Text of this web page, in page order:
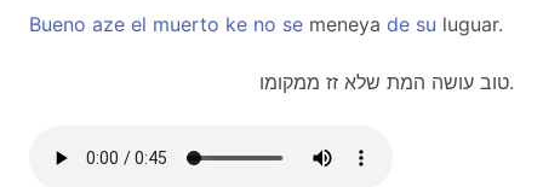
Bueno aze el muerto ke no se meneya de su luguar.
טוב עושה המת שלא זז ממקומו.